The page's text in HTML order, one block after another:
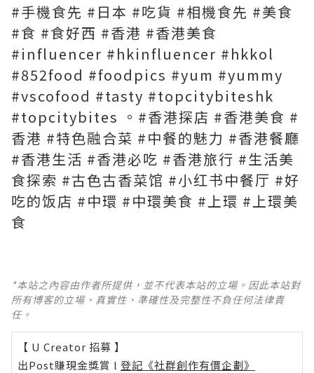
#手機食先 #日本 #吃貨 #相機食先 #美食
#食 #食好西 #香港 #香港美食
#influencer #hkinfluencer #hkkol
#852food #foodpics #yum #yummy
#vscofood #tasty #topcitybiteshk
#topcitybites 。#香港探店 #香港美食 #
香港 #特色融合菜 #中餐的魅力 #香港餐廳
#香港生活 #香港必吃 #香港旅行 #生活美
食探索 #古色古香菜馆 #小红书中餐厅 #好
吃的饭店 #中環 #中環美食 #上環 #上環美
食
*本站之內容由作者所提供，並不代表本站的立場。因此本站對
所有博客的立場、真實性、準確性及完整性不負任何法律責
任。
【 U Creator 招募 】
出Post賺現金獎賞 l 登記《社群創作有價企劃》